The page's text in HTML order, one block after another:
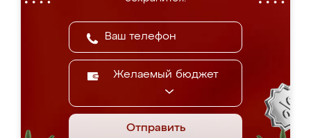
Желаемый бюджет
Отправить